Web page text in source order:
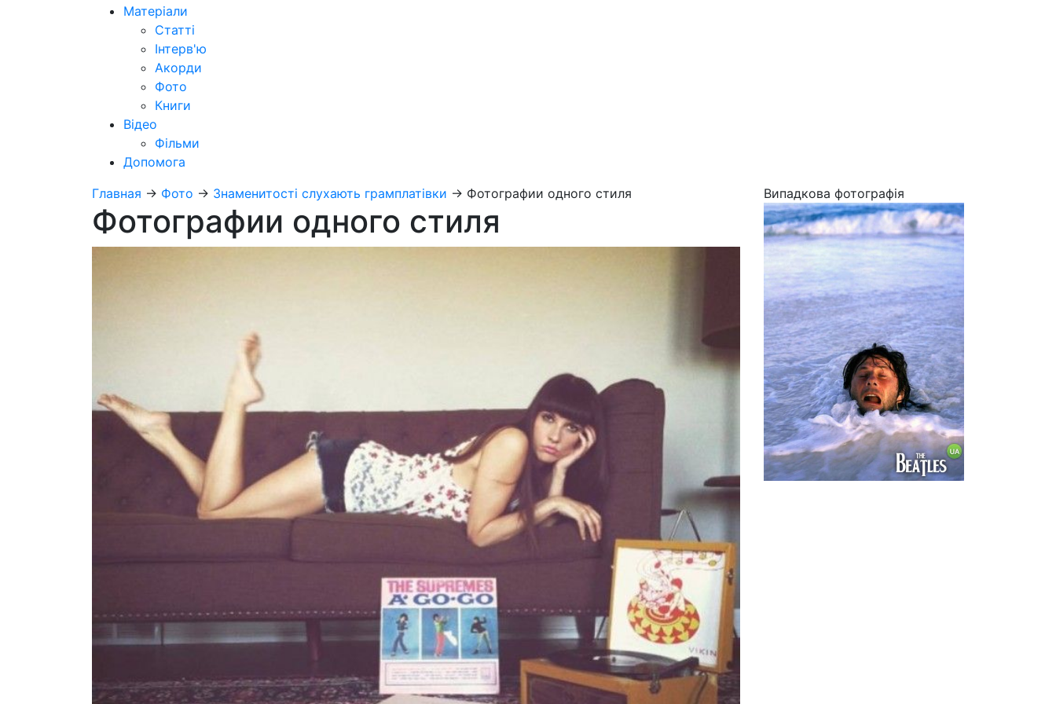
Матеріали
Статті
Інтерв'ю
Акорди
Фото
Книги
Відео
Фільми
Допомога
Главная → Фото → Знаменитості слухають грамплатівки → Фотографии одного стиля
Фотографии одного стиля
Випадкова фотографія